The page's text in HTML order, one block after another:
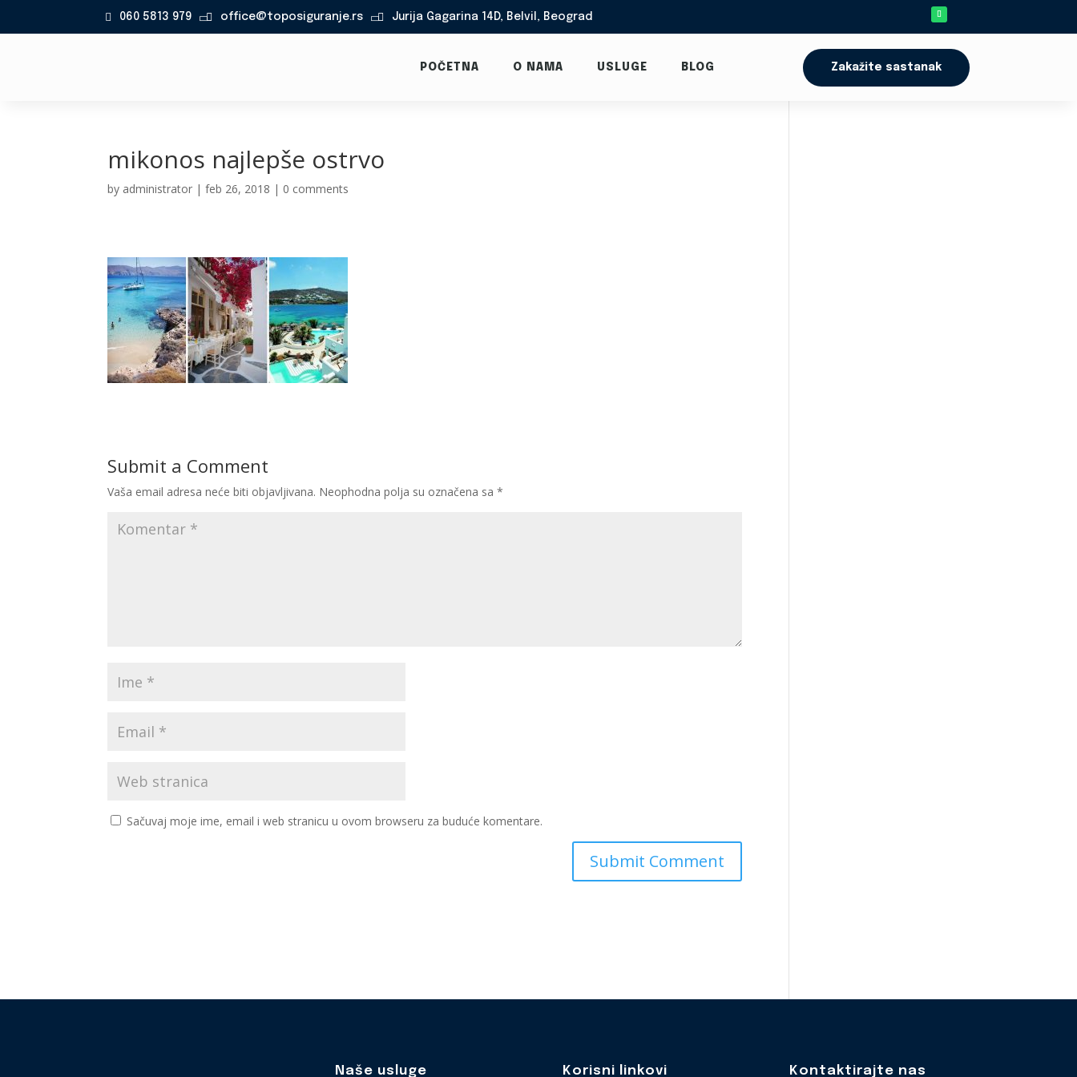
060 5813 979  office@toposiguranje.rs  Jurija Gagarina 14D, Belvil, Beograd
POČETNA O NAMA USLUGE BLOG Zakažite sastanak
mikonos najlepše ostrvo
by administrator |feb 26, 2018 | 0 comments
Submit a Comment
Vaša email adresa neće biti objavljivana. Neophodna polja su označena sa*
Sačuvaj moje ime, email i web stranicu u ovom browseru za buduće komentare.
Naše usluge Korisni linkovi Kontaktirajte nas